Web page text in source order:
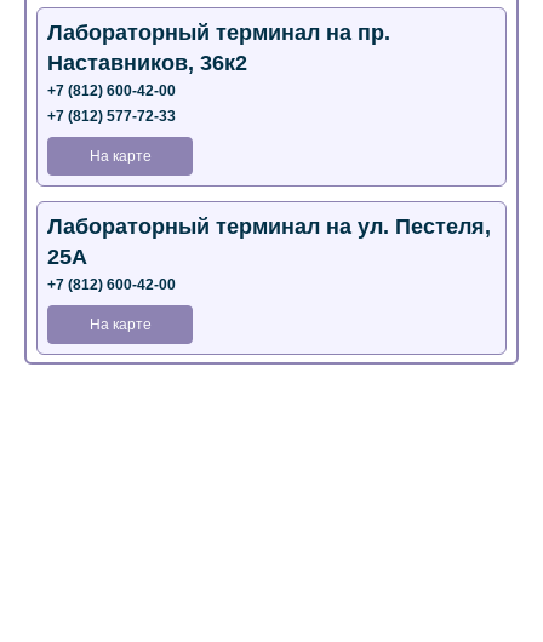
Лабораторный терминал на пр.
Наставников, 36к2
+7 (812) 600-42-00
+7 (812) 577-72-33
На карте
Лабораторный терминал на ул. Пестеля,
25А
+7 (812) 600-42-00
На карте